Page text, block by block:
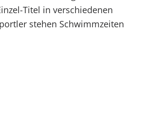
Titel in verschiedenen
stehen Schwimmzeiten